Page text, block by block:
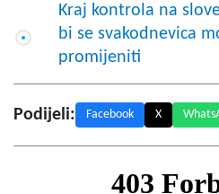
Kraj kontrola na
bi se svakodnevica
promijeniti
Podijeli: Facebook X